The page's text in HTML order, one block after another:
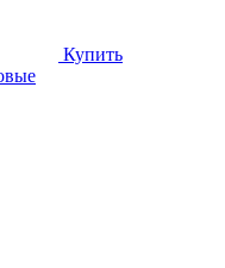
Купить